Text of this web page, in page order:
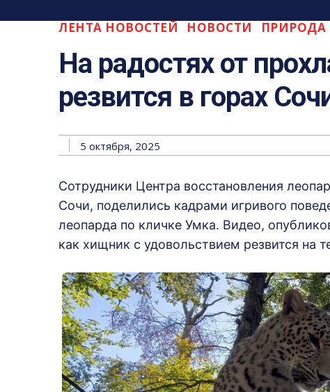
ЛЕНТА НОВОСТЕЙ НОВОСТИ ПРИРОДА
На радостях от
резвится в горах
5 октября, 2025
Сотрудники Центра восстановления
Сочи, поделились кадрами игривого
леопарда по кличке Умка. Видео,
как хищник с удовольствием резвится на